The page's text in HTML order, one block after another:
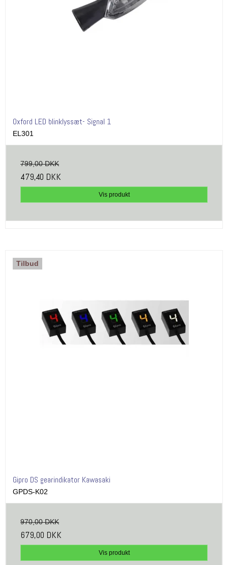
Oxford LED blinklyssæt- Signal 1
EL301
799,00 DKK
479,40 DKK
Vis produkt
Tilbud
Gipro DS gearindikator Kawasaki
GPDS-K02
970,00 DKK
679,00 DKK
Vis produkt